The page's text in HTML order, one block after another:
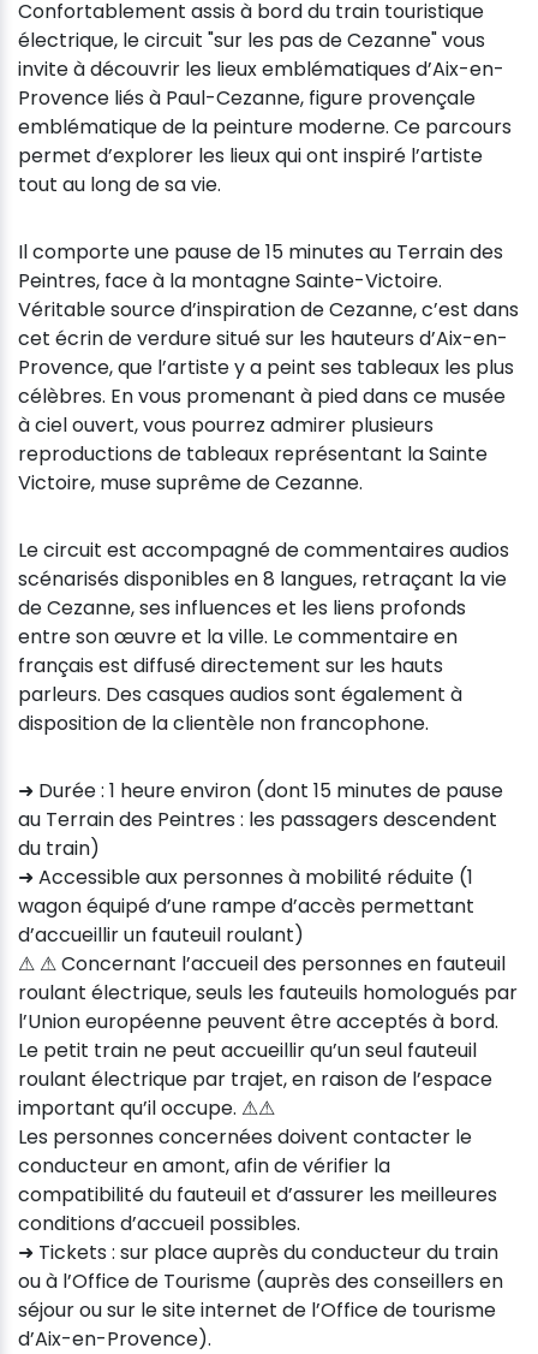
Confortablement assis à bord du train touristique
électrique, le circuit "sur les pas de Cezanne" vous
invite à découvrir les lieux emblématiques d’Aix-en-
Provence liés à Paul-Cezanne, figure provençale
emblématique de la peinture moderne. Ce parcours
permet d’explorer les lieux qui ont inspiré l’artiste
tout au long de sa vie.
Il comporte une pause de 15 minutes au Terrain des
Peintres, face à la montagne Sainte-Victoire.
Véritable source d’inspiration de Cezanne, c’est dans
cet écrin de verdure situé sur les hauteurs d’Aix-en-
Provence, que l’artiste y a peint ses tableaux les plus
célèbres. En vous promenant à pied dans ce musée
à ciel ouvert, vous pourrez admirer plusieurs
reproductions de tableaux représentant la Sainte
Victoire, muse suprême de Cezanne.
Le circuit est accompagné de commentaires audios
scénarisés disponibles en 8 langues, retraçant la vie
de Cezanne, ses influences et les liens profonds
entre son œuvre et la ville. Le commentaire en
français est diffusé directement sur les hauts
parleurs. Des casques audios sont également à
disposition de la clientèle non francophone.
➜ Durée : 1 heure environ (dont 15 minutes de pause
au Terrain des Peintres : les passagers descendent
du train)
➜ Accessible aux personnes à mobilité réduite (1
wagon équipé d’une rampe d’accès permettant
d’accueillir un fauteuil roulant)
⚠ ⚠ Concernant l’accueil des personnes en fauteuil
roulant électrique, seuls les fauteuils homologués par
l’Union européenne peuvent être acceptés à bord.
Le petit train ne peut accueillir qu’un seul fauteuil
roulant électrique par trajet, en raison de l’espace
important qu’il occupe. ⚠⚠
Les personnes concernées doivent contacter le
conducteur en amont, afin de vérifier la
compatibilité du fauteuil et d’assurer les meilleures
conditions d’accueil possibles.
➜ Tickets : sur place auprès du conducteur du train
ou à l’Office de Tourisme (auprès des conseillers en
séjour ou sur le site internet de l’Office de tourisme
d’Aix-en-Provence).